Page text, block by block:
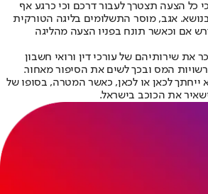
כי כל הצעה תצטרך לעבור דרכם וכי כרגע אף
אגב, מוסר התשלומים בליגה הטורקית
אם וכאשר תונח בפניו הצעה מהליגה
את שירותיהם של עורכי דין ורואי חשבון
רשויות המס ובכך לשים את הסיפור מאחור.
ייחתך לכאן או לכאן, כאשר המטרה, בסופו של
את הכוכב בישראל.